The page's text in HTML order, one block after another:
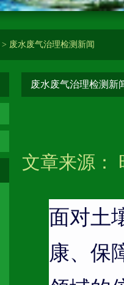
> 废水废气治理检测新闻
废水废气治理检测新
文章来源
面对土
康、保